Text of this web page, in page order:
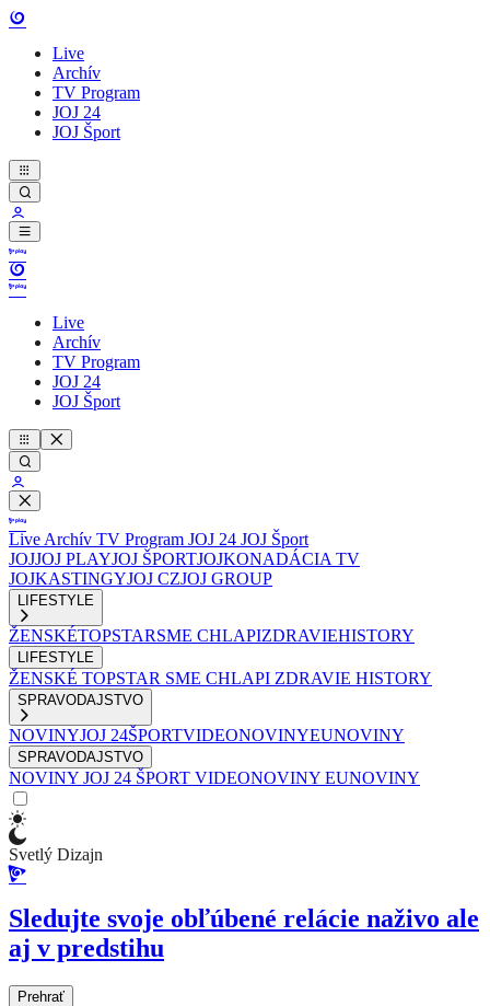
Live
Archív
TV Program
JOJ 24
JOJ Šport
Live
Archív
TV Program
JOJ 24
JOJ Šport
Live Archív TV Program JOJ 24 JOJ Šport
JOJJOJ PLAYJOJ ŠPORTJOJKONADÁCIA TV
JOJKASTINGYJOJ CZJOJ GROUP
LIFESTYLE
ŽENSKÉTOPSTARSME CHLAPIZDRAVIEHISTORY
LIFESTYLE
ŽENSKÉ TOPSTAR SME CHLAPI ZDRAVIE HISTORY
SPRAVODAJSTVO
NOVINYJOJ 24ŠPORTVIDEONOVINYEUNOVINY
SPRAVODAJSTVO
NOVINY JOJ 24 ŠPORT VIDEONOVINY EUNOVINY
Svetlý Dizajn
Sledujte svoje obľúbené relácie naživo ale
aj v predstihu
Prehrať